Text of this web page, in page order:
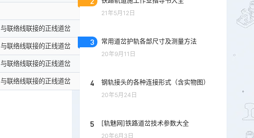
与联络线联接的正线道岔
与联络线联接的正线道岔
与联络线联接的正线道岔
与联络线联接的正线道岔
21年5月12日
3 常用道岔护轨各部尺寸及测量方法
20年9月11日
4 钢轨接头的各种连接形式（含实物图）
20年5月24日
5 [轨魅网]铁路道岔技术参数大全
20年6月3日